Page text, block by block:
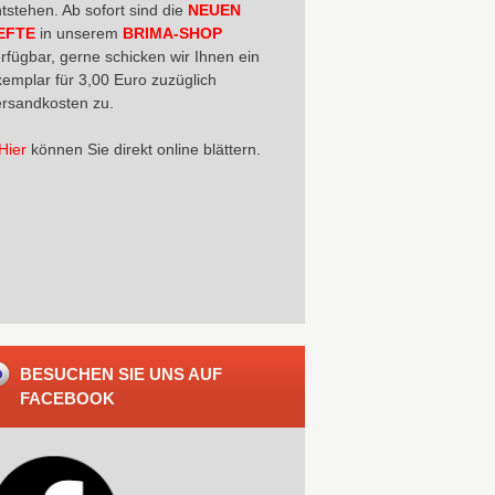
Ab sofort sind die NEUEN
in unserem BRIMA-SHOP
gerne schicken wir Ihnen ein
für 3,00 Euro zuzüglich
zu.
können Sie direkt online blättern.
BESUCHEN SIE UNS AUF
FACEBOOK